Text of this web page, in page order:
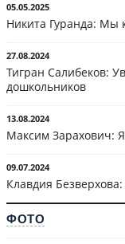
05.05.2025
Никита Гуранда: Мы
27.08.2024
Тигран Салибеков:
дошкольников
13.08.2024
Максим Зарахович:
09.07.2024
Клавдия
ФОТО